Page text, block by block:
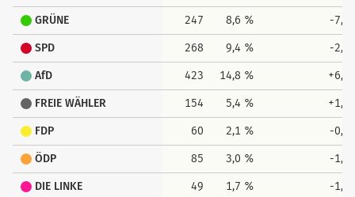
GRÜNE 247 8,6 % -7,5
SPD 268 9,4 % -2,1
AfD 423 14,8 % +6,8
FREIE WÄHLER 154 5,4 % +1,0
FDP 60 2,1 % -0,4
ÖDP 85 3,0 % -1,0
DIE LINKE 49 1,7 % -1,2